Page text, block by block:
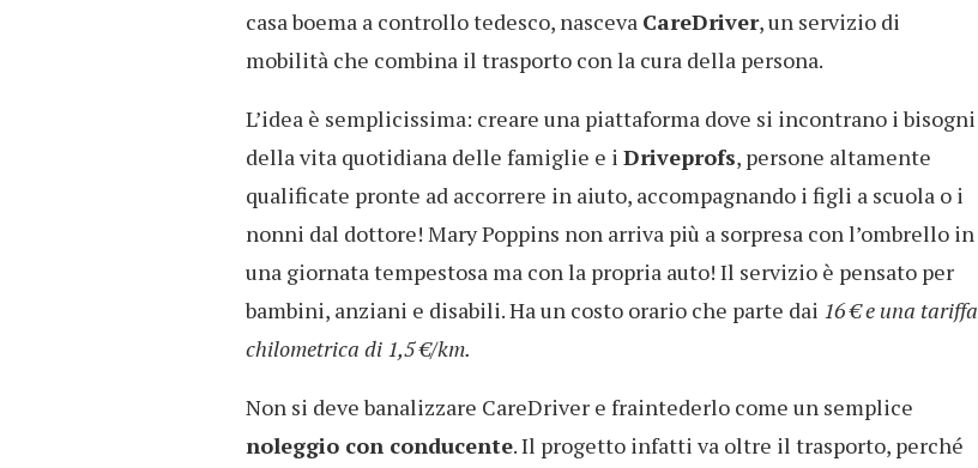
casa boema a controllo tedesco, nasceva CareDriver, un servizio di
mobilità che combina il trasporto con la cura della persona.
L’idea è semplicissima: creare una piattaforma dove si incontrano i bisogni
della vita quotidiana delle famiglie e i Driveprofs, persone altamente
qualificate pronte ad accorrere in aiuto, accompagnando i figli a scuola o i
nonni dal dottore! Mary Poppins non arriva più a sorpresa con l’ombrello in
una giornata tempestosa ma con la propria auto! Il servizio è pensato per
bambini, anziani e disabili. Ha un costo orario che parte dai 16 € e una tariffa
chilometrica di 1,5 €/km.
Non si deve banalizzare CareDriver e fraintederlo come un semplice
noleggio con conducente. Il progetto infatti va oltre il trasporto, perché